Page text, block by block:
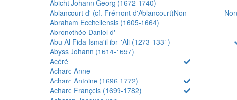
Abicht Johann Georg (1672-1740)
Ablancourt d' (cf. Frémont d'Ablancourt)Non Non
Abraham Ecchellensis (1605-1664)
Abrenethée Daniel d'
Abu Al-Fida Isma'il ibn 'Ali (1273-1331)
Abyss Johann (1614-1697)
Acéré
Achard Anne
Achard Antoine (1696-1772)
Achard François (1699-1782)